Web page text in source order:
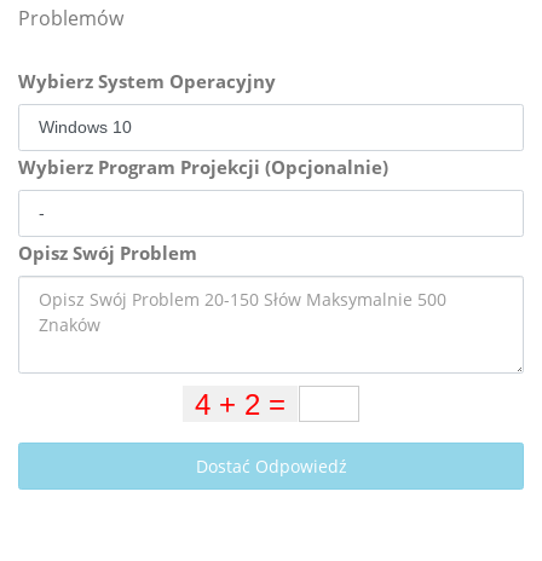
Problemów
Wybierz System Operacyjny
Wybierz Program Projekcji (Opcjonalnie)
Opisz Swój Problem
Dostać Odpowiedź